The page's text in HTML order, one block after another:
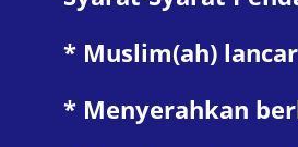
* Muslim(ah)
* Menyerahkan